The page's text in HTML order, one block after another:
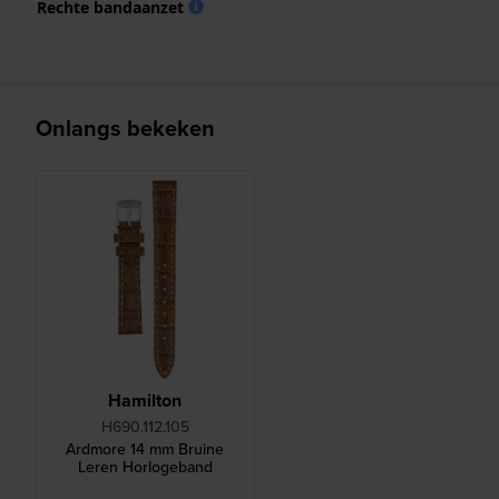
Rechte bandaanzet
Onlangs bekeken
Hamilton
H690.112.105
Ardmore 14 mm Bruine
Leren Horlogeband